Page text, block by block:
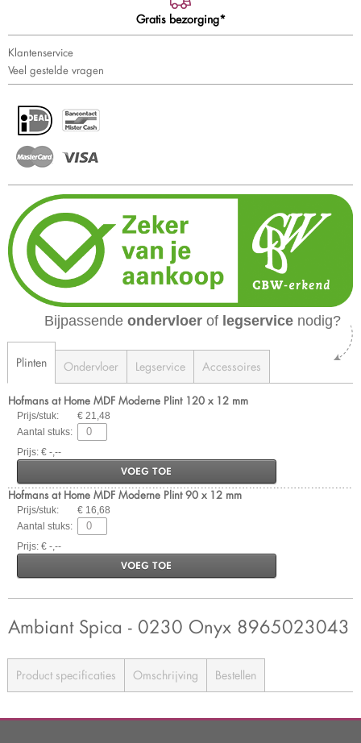
Gratis bezorging*
Klantenservice
Veel gestelde vragen
Bijpassende ondervloer of legservice nodig?
Plinten Ondervloer Legservice Accessoires
Hofmans at Home MDF Moderne Plint 120 x 12 mm
Prijs/stuk:
€ 21,48
Aantal stuks:
Prijs: € -,--
VOEG TOE
Hofmans at Home MDF Moderne Plint 90 x 12 mm
Prijs/stuk:
€ 16,68
Aantal stuks:
Prijs: € -,--
VOEG TOE
Ambiant Spica - 0230 Onyx 8965023043
Product specificaties Omschrijving Bestellen